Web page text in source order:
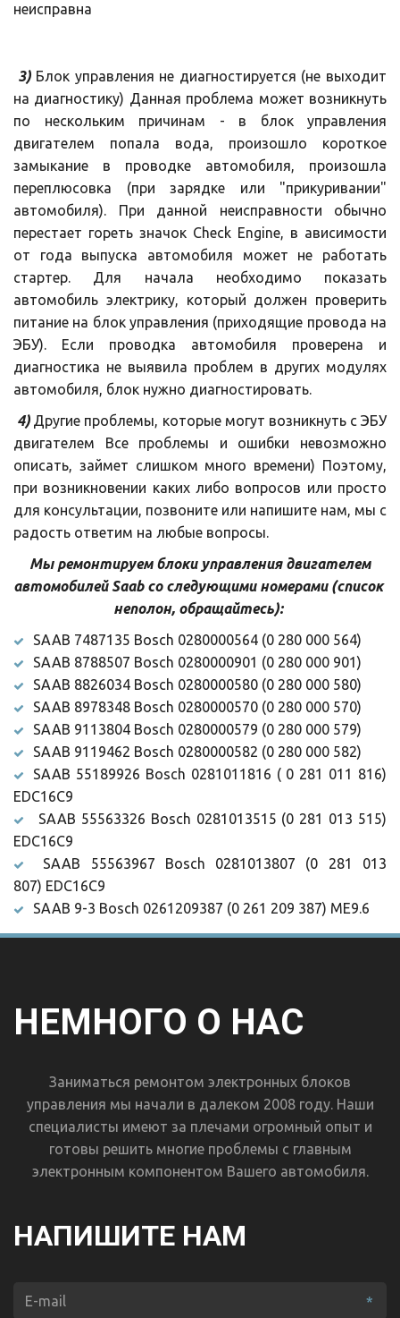
неисправна
3)Блок управления не диагностируется (не выходит
на диагностику) Данная проблема может возникнуть
по нескольким причинам - в блок управления
двигателем попала вода, произошло короткое
замыкание в проводке автомобиля, произошла
переплюсовка (при зарядке или "прикуривании"
автомобиля). При данной неисправности обычно
перестает гореть значок Check Engine, в ависимости
от года выпуска автомобиля может не работать
стартер. Для начала необходимо показать
автомобиль электрику, который должен проверить
питание на блок управления (приходящие провода на
ЭБУ). Если проводка автомобиля проверена и
диагностика не выявила проблем в других модулях
автомобиля, блок нужно диагностировать.
4)Другие проблемы, которые могут возникнуть с ЭБУ
двигателем Все проблемы и ошибки невозможно
описать, займет слишком много времени) Поэтому,
при возникновении каких либо вопросов или просто
для консультации, позвоните или напишите нам, мы с
радость ответим на любые вопросы.
Мы ремонтируем блоки управления двигателем
автомобилей Saab со следующими номерами (список
неполон, обращайтесь):
SAAB 7487135 Bosch 0280000564 (0 280 000 564)
SAAB 8788507 Bosch 0280000901 (0 280 000 901)
SAAB 8826034 Bosch 0280000580 (0 280 000 580)
SAAB 8978348 Bosch 0280000570 (0 280 000 570)
SAAB 9113804 Bosch 0280000579 (0 280 000 579)
SAAB 9119462 Bosch 0280000582 (0 280 000 582)
SAAB 55189926 Bosch 0281011816 ( 0 281 011 816)
EDC16C9
SAAB 55563326 Bosch 0281013515 (0 281 013 515)
EDC16C9
SAAB 55563967 Bosch 0281013807 (0 281 013
807) EDC16C9
SAAB 9-3 Bosch 0261209387 (0 261 209 387) ME9.6
НЕМНОГО О НАС
Заниматься ремонтом электронных блоков
управления мы начали в далеком 2008 году. Наши
специалисты имеют за плечами огромный опыт и
готовы решить многие проблемы с главным
электронным компонентом Вашего автомобиля.
НАПИШИТЕ НАМ
*